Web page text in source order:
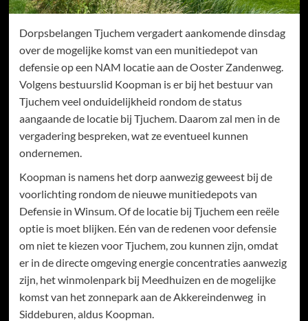
Dorpsbelangen Tjuchem vergadert aankomende dinsdag
over de mogelijke komst van een munitiedepot van
defensie op een NAM locatie aan de Ooster Zandenweg.
Volgens bestuurslid Koopman is er bij het bestuur van
Tjuchem veel onduidelijkheid rondom de status
aangaande de locatie bij Tjuchem. Daarom zal men in de
vergadering bespreken, wat ze eventueel kunnen
ondernemen.
Koopman is namens het dorp aanwezig geweest bij de
voorlichting rondom de nieuwe munitiedepots van
Defensie in Winsum. Of de locatie bij Tjuchem een reële
optie is moet blijken. Eén van de redenen voor defensie
om niet te kiezen voor Tjuchem, zou kunnen zijn, omdat
er in de directe omgeving energie concentraties aanwezig
zijn, het winmolenpark bij Meedhuizen en de mogelijke
komst van het zonnepark aan de Akkereindenweg in
Siddeburen, aldus Koopman.